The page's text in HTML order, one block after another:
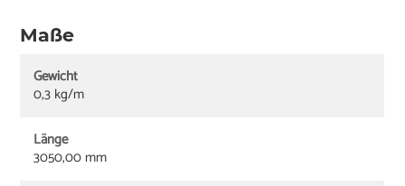
Maße
Gewicht
0,3 kg/m
Länge
3050,00 mm